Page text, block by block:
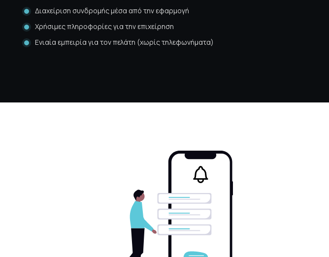
Διαχείριση συνδρομής μέσα από την εφαρμογή
Χρήσιμες πληροφορίες για την επιχείρηση
Ενιαία εμπειρία για τον πελάτη (χωρίς τηλεφωνήματα)